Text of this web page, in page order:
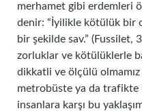
merhamet gibi erdemleri
denir: “İyilikle kötülük bir
bir şekilde sav.” (Fussilet,
zorluklar ve kötülüklerle
dikkatli ve ölçülü
metrobüste ya da trafikte
insanlara karşı bu